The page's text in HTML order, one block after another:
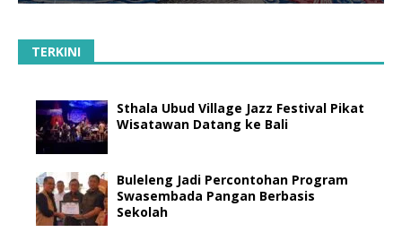
TERKINI
Sthala Ubud Village Jazz Festival Pikat
Wisatawan Datang ke Bali
Buleleng Jadi Percontohan Program
Swasembada Pangan Berbasis
Sekolah